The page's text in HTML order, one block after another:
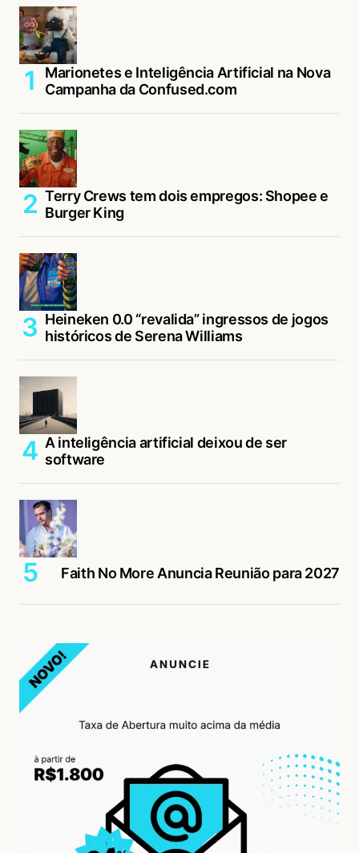
Marionetes e Inteligência Artificial na Nova
Campanha da Confused.com
Terry Crews tem dois empregos: Shopee e
Burger King
Heineken 0.0 “revalida” ingressos de jogos
históricos de Serena Williams
A inteligência artificial deixou de ser
software
Faith No More Anuncia Reunião para 2027